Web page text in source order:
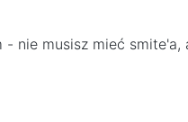
nie musisz mieć smite'a,